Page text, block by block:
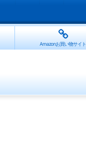
Amazonお買い物サイト